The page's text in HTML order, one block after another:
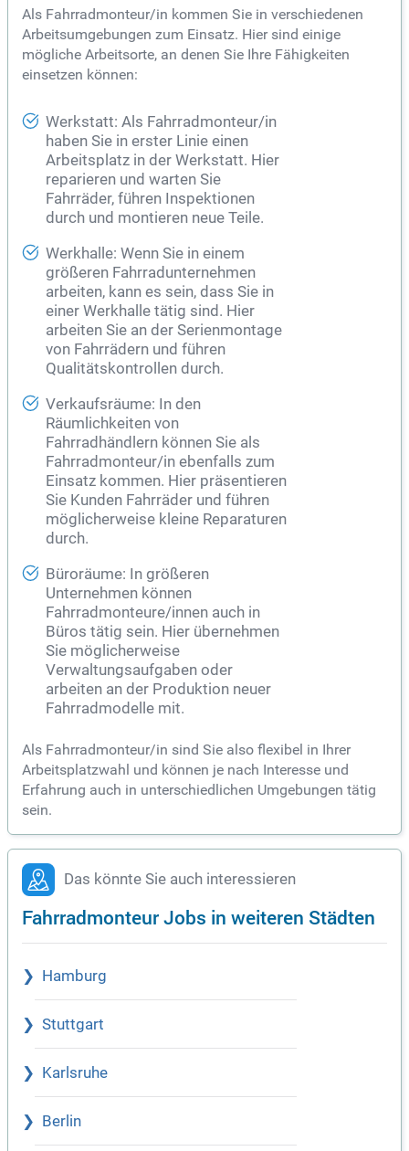
Als Fahrradmonteur/in kommen Sie in verschiedenen
Arbeitsumgebungen zum Einsatz. Hier sind einige
mögliche Arbeitsorte, an denen Sie Ihre Fähigkeiten
einsetzen können:
Werkstatt: Als Fahrradmonteur/in
haben Sie in erster Linie einen
Arbeitsplatz in der Werkstatt. Hier
reparieren und warten Sie
Fahrräder, führen Inspektionen
durch und montieren neue Teile.
Werkhalle: Wenn Sie in einem
größeren Fahrradunternehmen
arbeiten, kann es sein, dass Sie in
einer Werkhalle tätig sind. Hier
arbeiten Sie an der Serienmontage
von Fahrrädern und führen
Qualitätskontrollen durch.
Verkaufsräume: In den
Räumlichkeiten von
Fahrradhändlern können Sie als
Fahrradmonteur/in ebenfalls zum
Einsatz kommen. Hier präsentieren
Sie Kunden Fahrräder und führen
möglicherweise kleine Reparaturen
durch.
Büroräume: In größeren
Unternehmen können
Fahrradmonteure/innen auch in
Büros tätig sein. Hier übernehmen
Sie möglicherweise
Verwaltungsaufgaben oder
arbeiten an der Produktion neuer
Fahrradmodelle mit.
Als Fahrradmonteur/in sind Sie also flexibel in Ihrer
Arbeitsplatzwahl und können je nach Interesse und
Erfahrung auch in unterschiedlichen Umgebungen tätig
sein.
Das könnte Sie auch interessieren
Fahrradmonteur Jobs in weiteren Städten
Hamburg
Stuttgart
Karlsruhe
Berlin